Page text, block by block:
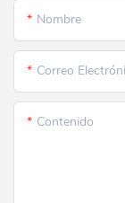
Nombre
Correo
Contenido